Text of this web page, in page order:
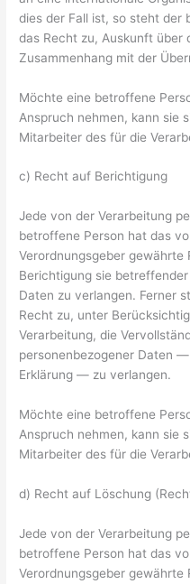
dies der Fall ist, so steht der
das Recht zu, Auskunft über
Zusammenhang mit der
Möchte eine betroffene
Anspruch nehmen, kann sie
Mitarbeiter des für die
c) Recht auf Berichtigung
Jede von der Verarbeitung
betroffene Person hat das
Verordnungsgeber gewährte
Berichtigung sie
Daten zu verlangen. Ferner
Recht zu, unter
Verarbeitung, die
personenbezogener Daten
Erklärung — zu verlangen.
Möchte eine betroffene
Anspruch nehmen, kann sie
Mitarbeiter des für die
d) Recht auf Löschung
Jede von der Verarbeitung
betroffene Person hat das
Verordnungsgeber